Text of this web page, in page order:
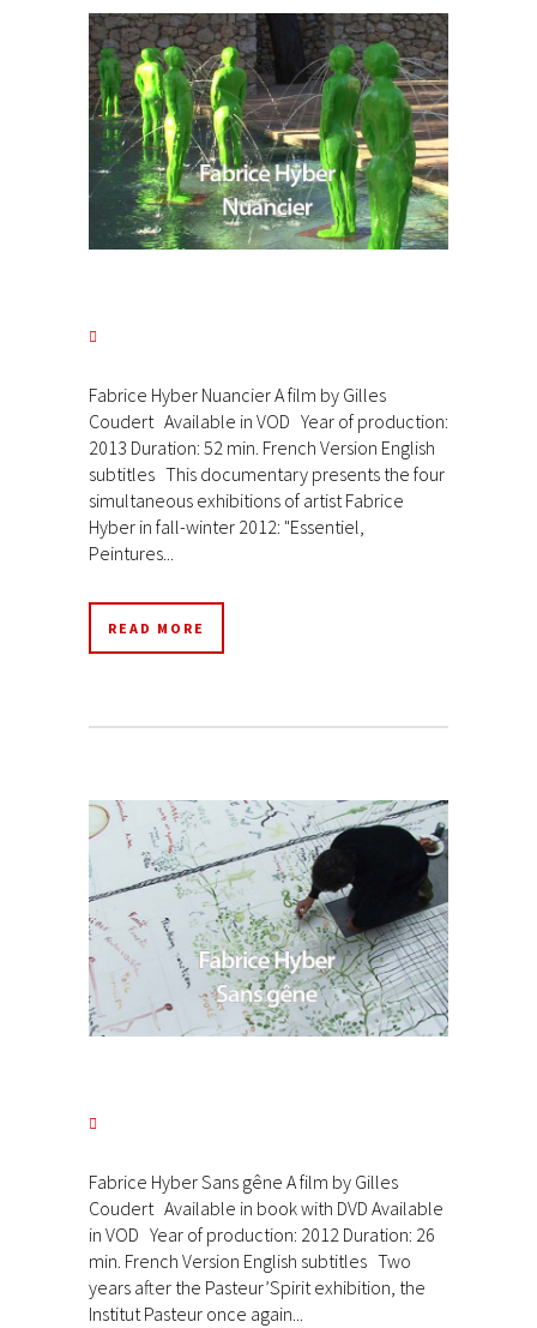
Fabrice Hyber Nuancier A film by Gilles
Coudert Available in VOD Year of production:
2013 Duration: 52 min. French Version English
subtitles This documentary presents the four
simultaneous exhibitions of artist Fabrice
Hyber in fall-winter 2012: "Essentiel,
Peintures...
READ MORE
Fabrice Hyber Sans gêne A film by Gilles
Coudert Available in book with DVD Available
in VOD Year of production: 2012 Duration: 26
min. French Version English subtitles Two
years after the Pasteur’Spirit exhibition, the
Institut Pasteur once again...